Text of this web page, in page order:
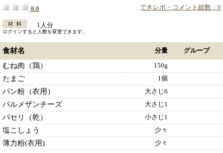
できレポ・コメント総数：0
0.0
1人分
ログインすると人数を変更できます。
食材名 分量 グループ
むね肉（鶏） 150g
たまご 1個
パン粉（衣用） 大さじ6
パルメザンチーズ 大さじ1
パセリ（乾） 小さじ1
塩こしょう 少々
薄力粉(衣用) 少々